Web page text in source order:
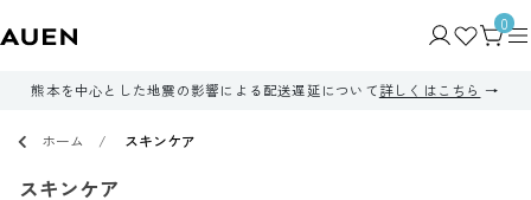
0
熊本を中心とした地震の影響による配送遅延について詳しくはこちら
ホーム スキンケア
スキンケア